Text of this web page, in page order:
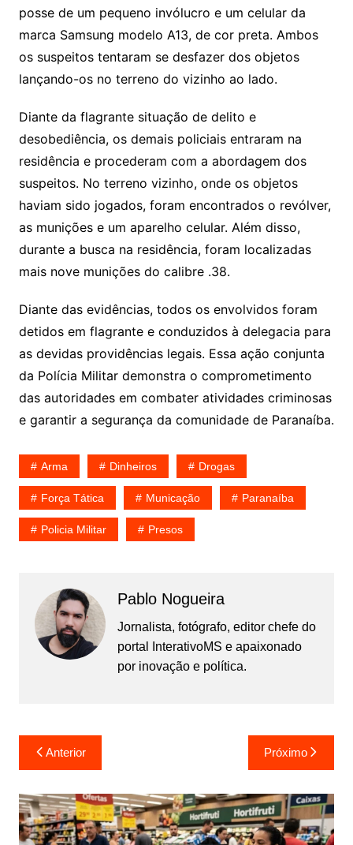
posse de um pequeno invólucro e um celular da
marca Samsung modelo A13, de cor preta. Ambos
os suspeitos tentaram se desfazer dos objetos
lançando-os no terreno do vizinho ao lado.
Diante da flagrante situação de delito e
desobediência, os demais policiais entraram na
residência e procederam com a abordagem dos
suspeitos. No terreno vizinho, onde os objetos
haviam sido jogados, foram encontrados o revólver,
as munições e um aparelho celular. Além disso,
durante a busca na residência, foram localizadas
mais nove munições do calibre .38.
Diante das evidências, todos os envolvidos foram
detidos em flagrante e conduzidos à delegacia para
as devidas providências legais. Essa ação conjunta
da Polícia Militar demonstra o comprometimento
das autoridades em combater atividades criminosas
e garantir a segurança da comunidade de Paranaíba.
Arma Dinheiros Drogas
Força Tática Municação Paranaíba
Policia Militar Presos
Pablo Nogueira
Jornalista, fotógrafo, editor chefe do
portal InterativoMS e apaixonado
por inovação e política.
Navegação
de
Post
Anterior Próximo